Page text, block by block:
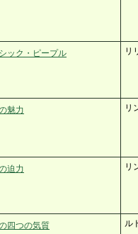
ック・ピープル リ
魅力 リ
迫力 リ
四つの気質 ル